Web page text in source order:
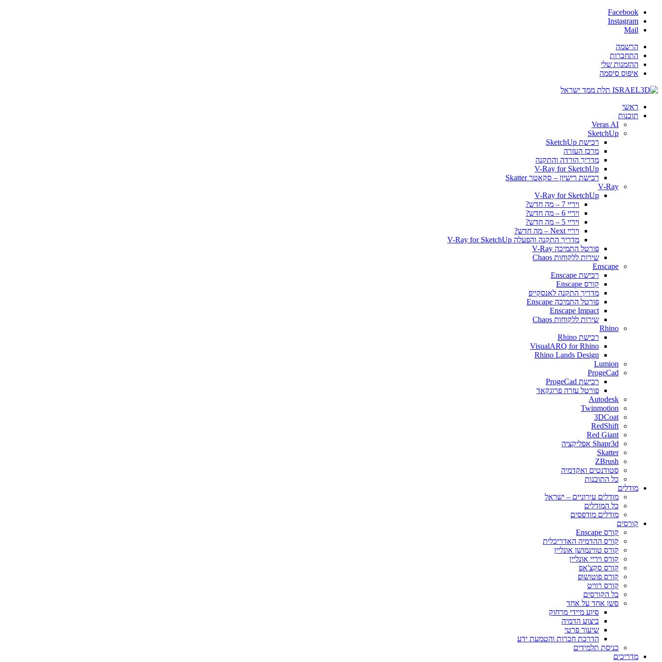
Facebook
Instagram
Mail
הרשמה
התחברות
ההזמנות שלי
איפוס סיסמה
ראשי
תוכנות
Veras AI
SketchUp
רכישת SketchUp
מרכז העזרה
מדריך הורדה והתקנה
V-Ray for SketchUp
רכישת רישיון – סקאטר Skatter
V-Ray
V-Ray for SketchUp
ויריי 7 – מה חדש?
ויריי 6 – מה חדש?
ויריי 5 – מה חדש?
ויריי Next – מה חדש?
מדריך התקנה והפעלה V-Ray for SketchUp
פורטל התמיכה V-Ray
שירות ללקוחות Chaos
Enscape
רכישת Enscape
קורס Enscape
מדריך התקנה לאנסקייפ
פורטל התמיכה Enscape
Enscape Impact
שירות ללקוחות Chaos
Rhino
רכישת Rhino
VisualARQ for Rhino
Rhino Lands Design
Lumion
ProgeCad
רכישת ProgeCad
פורטל עזרה פרוגקאד
Autodesk
Twinmotion
3DCoat
RedShift
Red Giant
Shapr3d אפליקציה
Skatter
ZBrush
סטודנטים ואקדמיה
כל התוכנות
מודלים
מודלים עירוניים – ישראל
כל המודלים
מודלים מודפסים
קורסים
קורס Enscape
קורס ההדמיה האדריכלית
קורס טווינמושן אונליין
קורס ויריי אונליין
קורס סקצ'אפ
קורס פוטושופ
קורס רוויט
כל הקורסים
סשן אחד על אחד
סיוע מיידי מרחוק
ביצוע הדמיה
שיעור פרטי
הדרכת חברות והטמעת ידע
כניסת תלמידים
מדריכים